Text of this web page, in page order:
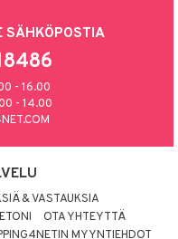
SÄHKÖPOSTIA
- 16.00
- 14.00
& VASTAUKSIA
OTA YHTEYTTÄ
MYYNTIEHDOT